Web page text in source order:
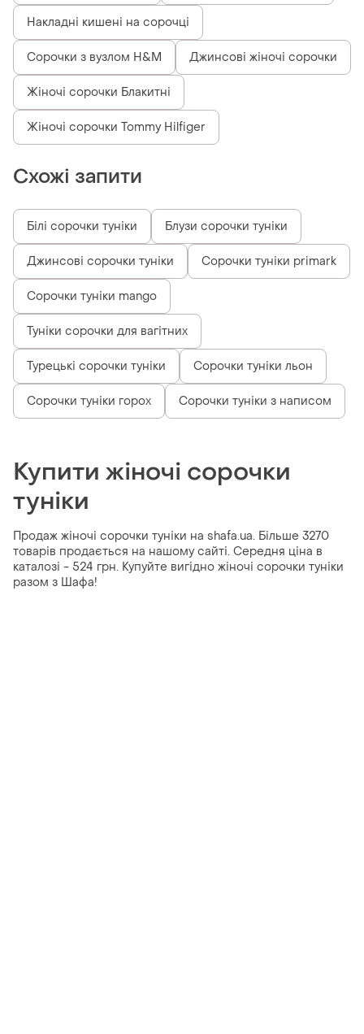
Накладні кишені на сорочці
Сорочки з вузлом H&M Джинсові жіночі сорочки
Жіночі сорочки Блакитні
Жіночі сорочки Tommy Hilfiger
Схожі запити
Білі сорочки туніки Блузи сорочки туніки
Джинсові сорочки туніки Сорочки туніки primark
Сорочки туніки mango
Туніки сорочки для вагітних
Турецькі сорочки туніки Сорочки туніки льон
Сорочки туніки горох Сорочки туніки з написом
Купити жіночі сорочки
туніки
Продаж жіночі сорочки туніки на shafa.ua. Більше 3270
товарів продається на нашому сайті. Середня ціна в
каталозі - 524 грн. Купуйте вигідно жіночі сорочки туніки
разом з Шафа!